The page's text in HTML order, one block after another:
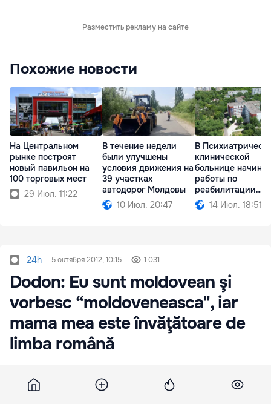
Разместить рекламу на сайте
Похожие новости
На Центральном
рынке построят
новый павильон на
100 торговых мест
29 Июл. 11:22
В течение недели
были улучшены
условия движения на
39 участках
автодорог Молдовы
10 Июл. 20:47
В
клинической
больнице
работы по
реабилитации
корпусов
14 Июл. 18:51
24h 5 октября 2012, 10:15 1 031
Dodon: Eu sunt moldovean şi
vorbesc “moldoveneasca", iar
mama mea este învăţătoare de
limba română
vota pentru modificarea articolului 13 din